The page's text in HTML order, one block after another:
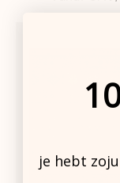
je hebt